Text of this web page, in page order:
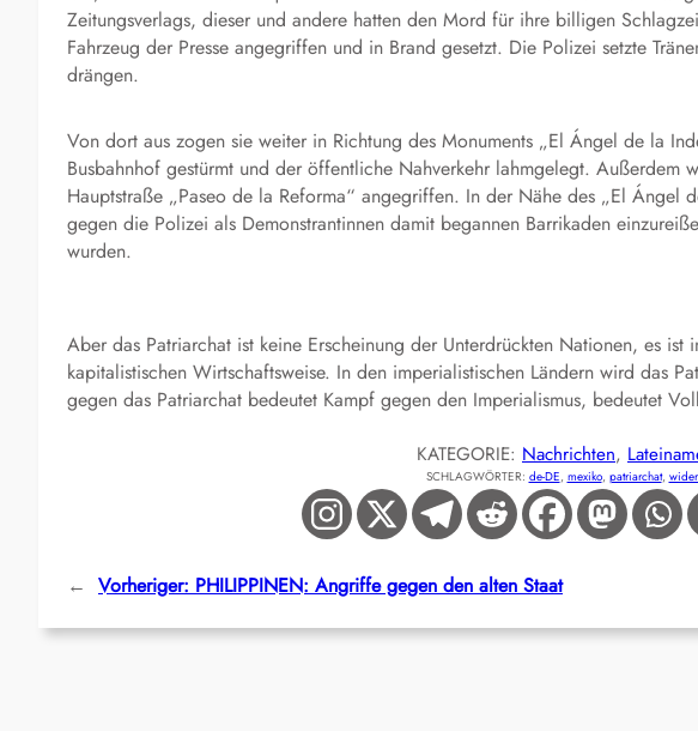
Zeitungsverlags, dieser und andere hatten den Mord für ihre billigen
Fahrzeug der Presse angegriffen und in Brand gesetzt. Die Polizei setzte
drängen.
Von dort aus zogen sie weiter in Richtung des Monuments „El Ángel de la
Busbahnhof gestürmt und der öffentliche Nahverkehr lahmgelegt. Außerdem
Hauptstraße „Paseo de la Reforma“ angegriffen. In der Nähe des „El Ángel
gegen die Polizei als Demonstrantinnen damit begannen Barrikaden
wurden.
Aber das Patriarchat ist keine Erscheinung der Unterdrückten Nationen, es
kapitalistischen Wirtschaftsweise. In den imperialistischen Ländern wird das
gegen das Patriarchat bedeutet Kampf gegen den Imperialismus, bedeutet
KATEGORIE: Nachrichten,
SCHLAGWÖRTER: de-DE, mexiko, patriarchat,
← Vorheriger: PHILIPPINEN: Angriffe gegen den alten Staat